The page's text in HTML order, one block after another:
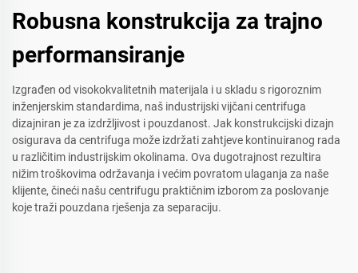
Robusna konstrukcija za trajno
performansiranje
Izgrađen od visokokvalitetnih materijala i u skladu s rigoroznim
inženjerskim standardima, naš industrijski vijčani centrifuga
dizajniran je za izdržljivost i pouzdanost. Jak konstrukcijski dizajn
osigurava da centrifuga može izdržati zahtjeve kontinuiranog rada
u različitim industrijskim okolinama. Ova dugotrajnost rezultira
nižim troškovima održavanja i većim povratom ulaganja za naše
klijente, čineći našu centrifugu praktičnim izborom za poslovanje
koje traži pouzdana rješenja za separaciju.